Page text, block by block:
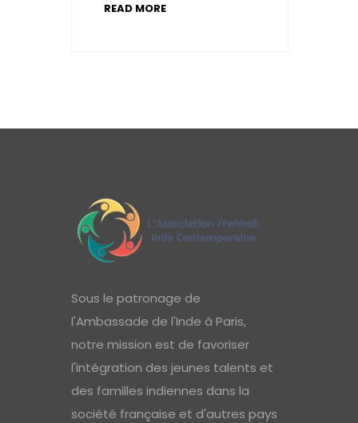
READ MORE
Sous le patronage de
l'Ambassade de l'Inde à Paris,
notre mission est de favoriser
l'intégration des jeunes talents et
des familles indiennes dans la
société française et d'autres pays